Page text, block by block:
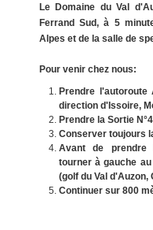
Le Domaine du Val
Ferrand Sud, à 5
Alpes et de la salle de
Pour venir chez nous:
Prendre l'autoroute
direction d'Issoire,
Prendre la Sortie
Conserver toujours
Avant de prendre
tourner à gauche
(golf du Val d'Auzon,
Continuer sur 800